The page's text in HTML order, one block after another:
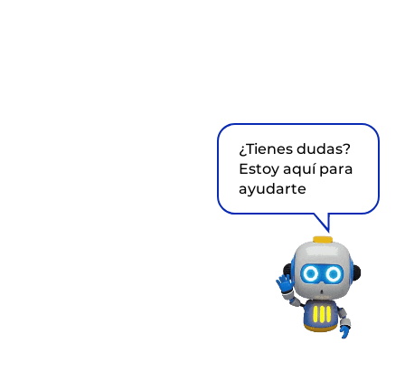
¿Tienes dudas?
Estoy aquí para
ayudarte